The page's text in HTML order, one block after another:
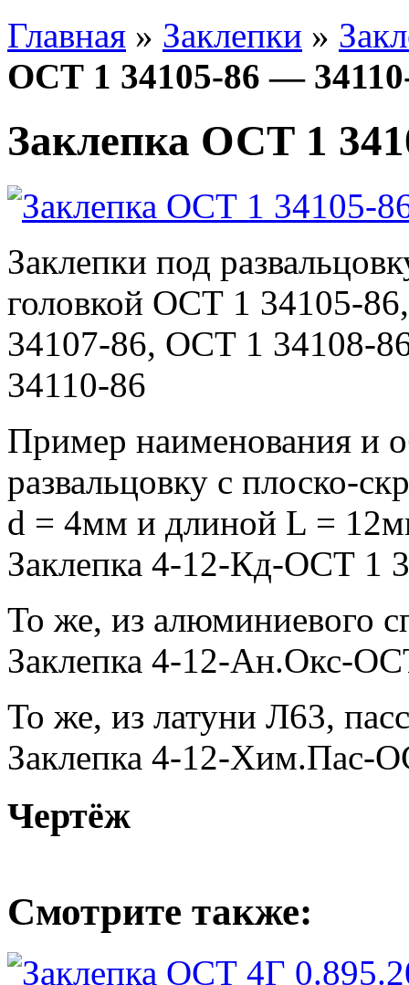
Главная » Заклепки »
ОСТ 1 34105-86 —
Заклепка ОСТ 1
Заклепки под
головкой ОСТ 1 34105-
34107-86, ОСТ 1 34108-
34110-86
Пример наименования и
развальцовку с плоско-
d = 4мм и длиной L =
Заклепка 4-12-Кд-ОСТ 1
То же, из алюминиевого
Заклепка 4-12-Ан.Окс-
То же, из латуни Л63,
Заклепка 4-12-Хим.Пас-
Чертёж
Смотрите также: